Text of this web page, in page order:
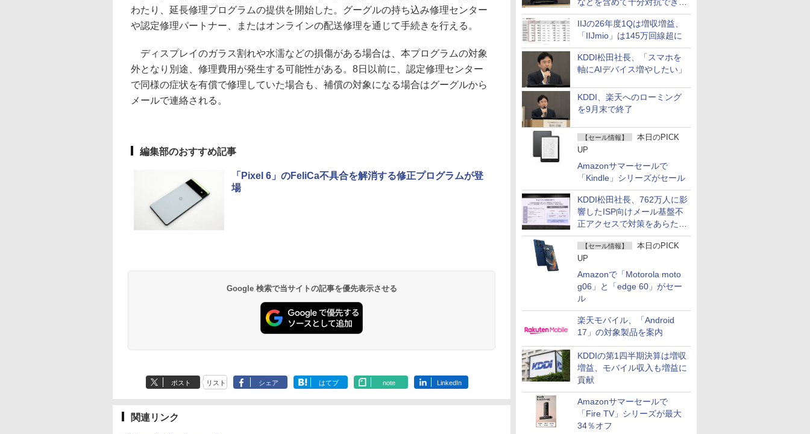
る」
IIJの26年度1Qは増収増益、
「IIJmio」は145万回線超に
KDDI松田社長、「スマホを
軸にAIデバイス増やしたい」
KDDI、楽天へのローミング
を9月末で終了
【セール情報】
本日のPICK
UP
Amazonサマーセールで
「Kindle」シリーズがセール
KDDI松田社長、762万人に影
響したISP向けメール基盤不
正アクセスで対策をあらため
て説明
【セール情報】
本日のPICK
UP
Amazonで「Motorola moto
g06」と「edge 60」がセー
ル
楽天モバイル、「Android
17」の対象製品を案内
KDDIの第1四半期決算は増収
増益、モバイル収入も増益に
貢献
Amazonサマーセールで
「Fire TV」シリーズが最大
34％オフ
わたり、延長修理プログラムの提供を開始した。グーグルの持ち込み修理センター
や認定修理パートナー、またはオンラインの配送修理を通じて手続きを行える。
ディスプレイのガラス割れや水濡などの損傷がある場合は、本プログラムの対象
外となり別途、修理費用が発生する可能性がある。8日以前に、認定修理センター
で同様の症状を有償で修理していた場合も、補償の対象になる場合はグーグルから
メールで連絡される。
編集部のおすすめ記事
「Pixel 6」のFeliCa不具合を解消する修正プログラムが登
場
Google 検索で当サイトの記事を優先表示させる
ポスト リスト シェア はてブ note LinkedIn
関連リンク